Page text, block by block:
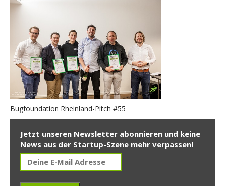
Bugfoundation Rheinland-Pitch #55
Jetzt unseren Newsletter abonnieren und keine
News aus der Startup-Szene mehr verpassen!